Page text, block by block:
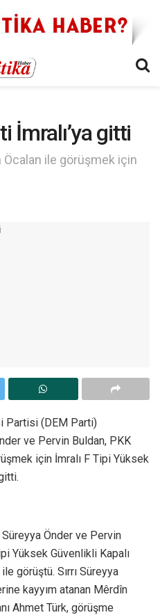
İmralı’ya gitti
Öcalan ile görüşmek için
Partisi (DEM Parti)
ve Pervin Buldan, PKK
için İmralı F Tipi Yüksek
Önder ve Pervin
Yüksek Güvenlikli Kapalı
görüştü. Sırrı Süreyya
kayyım atanan Mêrdîn
Ahmet Türk, görüşme